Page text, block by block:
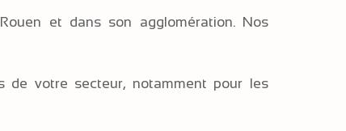
et dans son agglomération. Nos
de votre secteur, notamment pour les